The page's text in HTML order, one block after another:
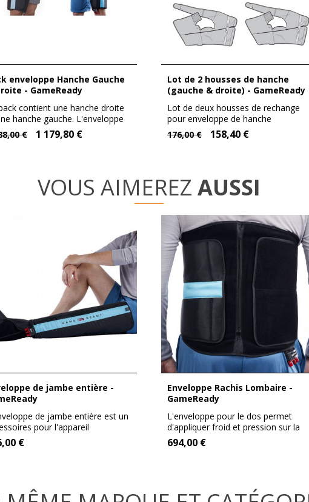
- GameReady
contient une hanche droite
hanche gauche. L'enveloppe
€ 1 179,80 €
Lot de 2 housses de hanche
(gauche & droite) - GameReady
Lot de deux housses de rechange
pour enveloppe de hanche
Gameready;...
176,00 € 158,40 €
VOUS AIMEREZ AUSSI
de jambe entière est un
pour l'appareil
€
Enveloppe Rachis Lombaire -
GameReady
L'enveloppe pour le dos permet
d'appliquer froid et pression sur la
ceinture...
694,00 €